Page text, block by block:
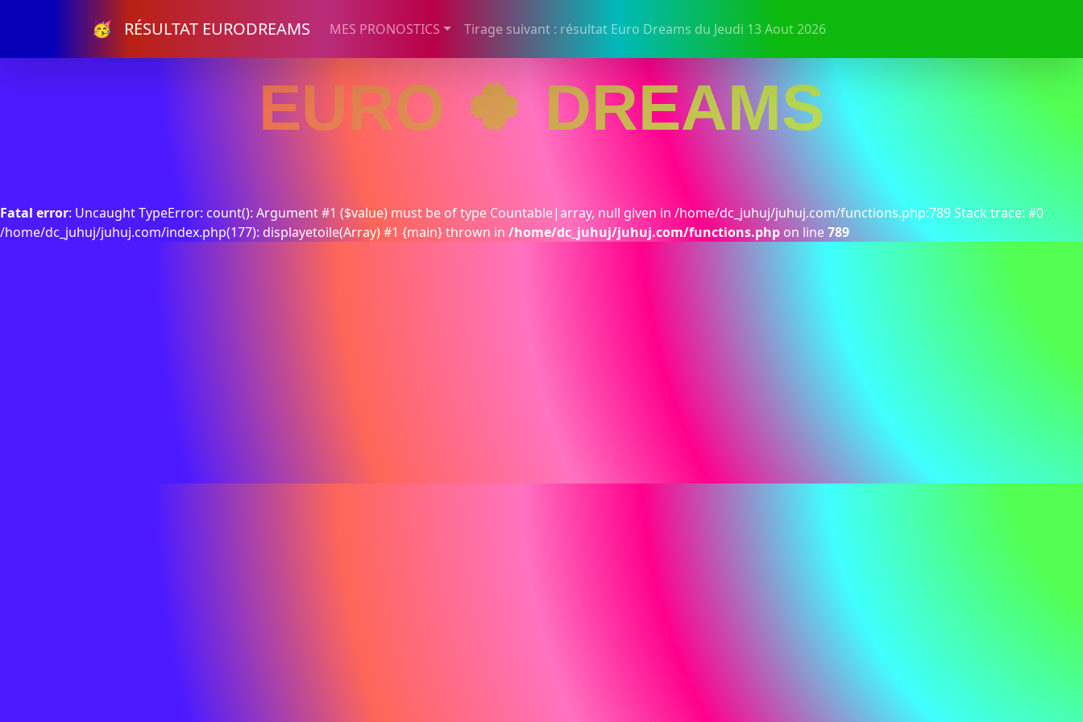
🥳 RÉSULTAT EURODREAMS MES PRONOSTICS Tirage suivant : résultat Euro Dreams du Jeudi 13 Aout 2026
EURO 🍀 DREAMS
Fatal error: Uncaught TypeError: count(): Argument #1 ($value) must be of type Countable|array, null given in /home/dc_juhuj/juhuj.com/functions.php:789 Stack trace: #0
/home/dc_juhuj/juhuj.com/index.php(177): displayetoile(Array) #1 {main} thrown in /home/dc_juhuj/juhuj.com/functions.php on line789